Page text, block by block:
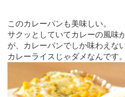
このカレーパンも美味しい。
サクッとしていてカレーの風味
が、カレーパンでしか味わえな
カレーライスじゃダメなんです